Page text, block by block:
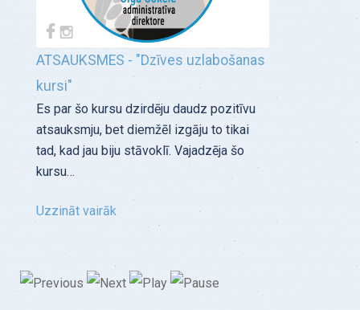
ATSAUKSMES - "Dzīves uzlabošanas
kursi"
Es par šo kursu dzirdēju daudz pozitīvu
atsauksmju, bet diemžēl izgāju to tikai
tad, kad jau biju stāvoklī. Vajadzēja šo
kursu…
Uzzināt vairāk